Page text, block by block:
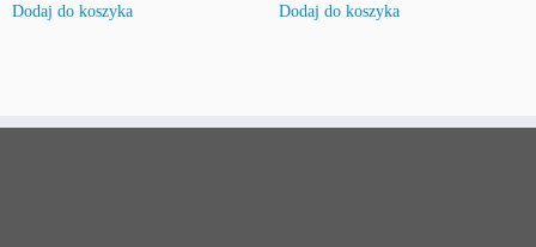
Dodaj do koszyka Dodaj do koszyka